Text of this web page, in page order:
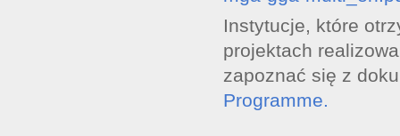
Instytucje, które
projektach
zapoznać się z
Programme.